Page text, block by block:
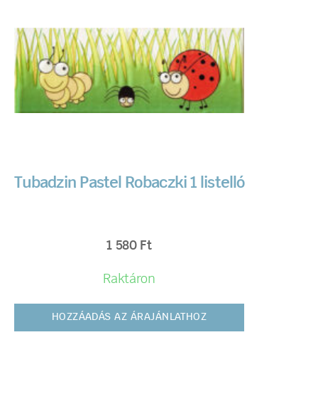
Tubadzin Pastel Robaczki 1 listelló
1 580 Ft
Raktáron
HOZZÁADÁS AZ ÁRAJÁNLATHOZ